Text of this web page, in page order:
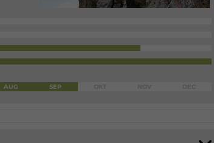
AUG SEP